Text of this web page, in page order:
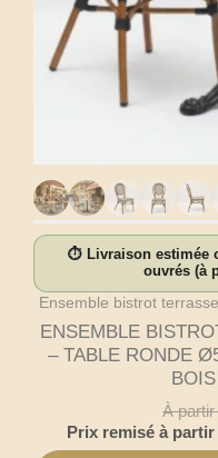
⏱ Livraison estimée
ouvrés (à
Ensemble bistrot
ENSEMBLE
– TABLE RONDE
À
Prix remisé à partir